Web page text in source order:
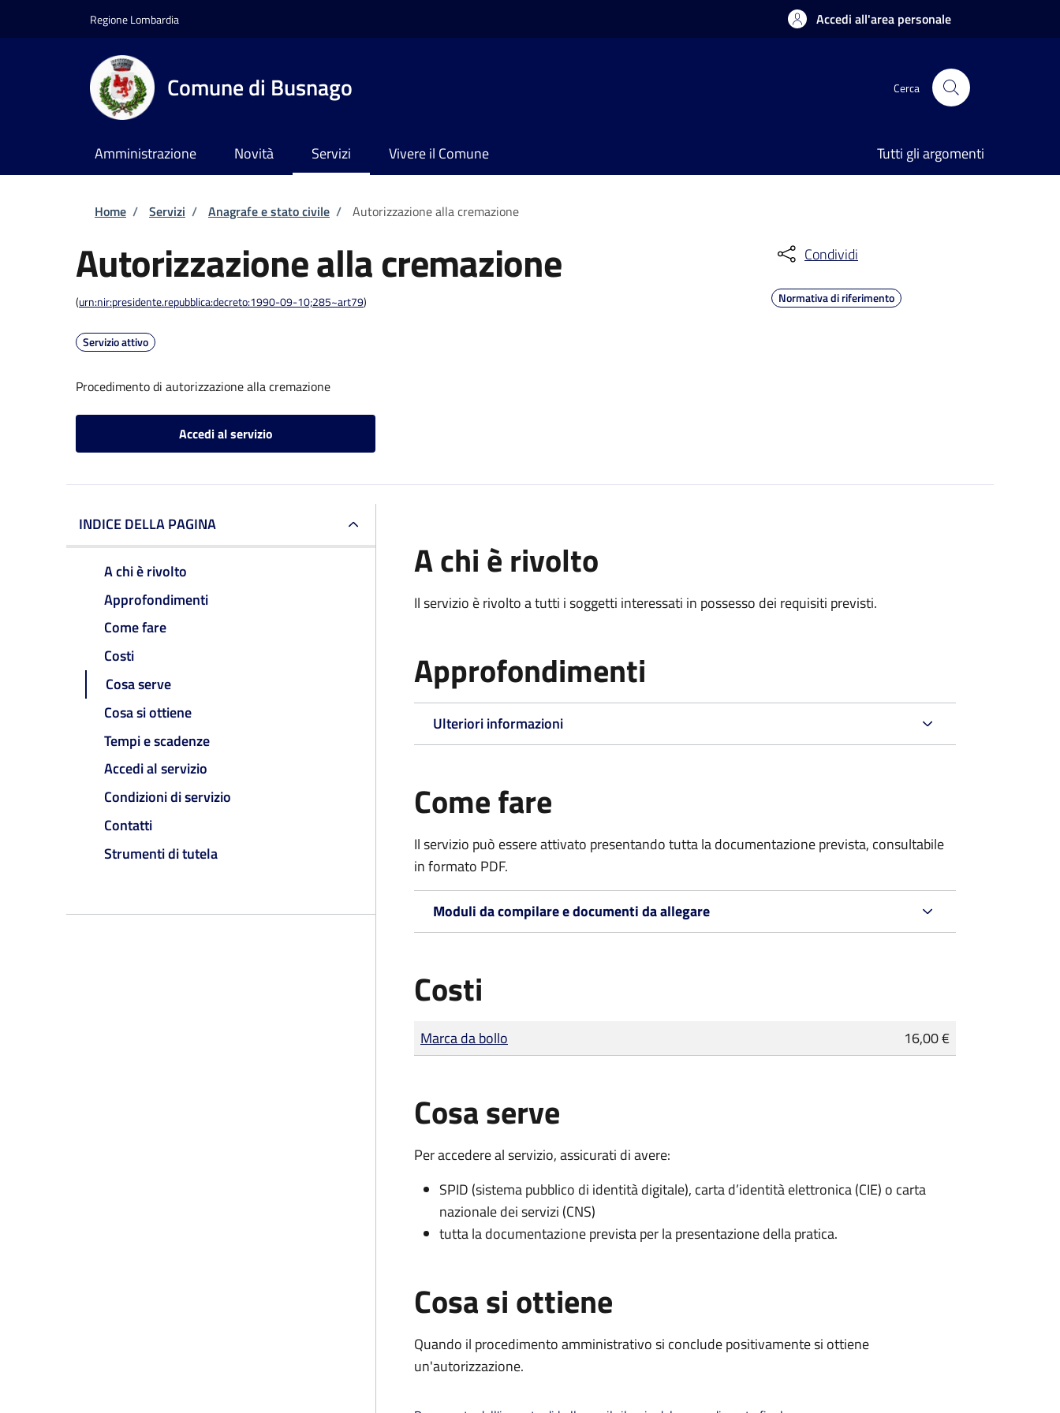
Regione Lombardia Accedi all'area personale
Comune di Busnago Cerca
Amministrazione Novità Servizi Vivere il Comune Tutti gli argomenti
Briciole di pane
Home / Servizi / Anagrafe e stato civile / Autorizzazione alla cremazione
Autorizzazione alla cremazione
(urn:nir:presidente.repubblica:decreto:1990-09-10;285~art79)
Servizio attivo
Procedimento di autorizzazione alla cremazione
Accedi al servizio
Condividi
Normativa di riferimento
INDICE DELLA PAGINA
A chi è rivolto
Approfondimenti
Come fare
Costi
Cosa serve
Cosa si ottiene
Tempi e scadenze
Accedi al servizio
Condizioni di servizio
Contatti
Strumenti di tutela
A chi è rivolto
Il servizio è rivolto a tutti i soggetti interessati in possesso dei requisiti previsti.
Approfondimenti
Ulteriori informazioni
Come fare
Il servizio può essere attivato presentando tutta la documentazione prevista, consultabile
in formato PDF.
Moduli da compilare e documenti da allegare
Costi
Tipo di pagamento
Importo
Marca da bollo 16,00 €
Cosa serve
Per accedere al servizio, assicurati di avere:
SPID (sistema pubblico di identità digitale), carta d’identità elettronica (CIE) o carta
nazionale dei servizi (CNS)
tutta la documentazione prevista per la presentazione della pratica.
Cosa si ottiene
Quando il procedimento amministrativo si conclude positivamente si ottiene
un'autorizzazione.